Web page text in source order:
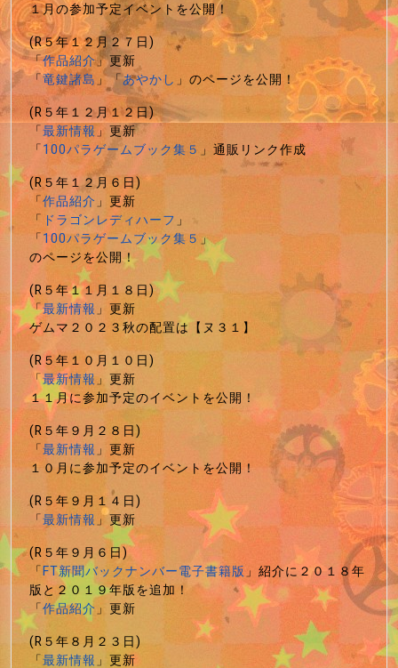
１月の参加予定イベントを公開！
(R５年１２月２７日)
「作品紹介」更新
「竜鍵諸島」「あやかし」のページを公開！
(R５年１２月１２日)
「最新情報」更新
「100パラゲームブック集５ 」通販リンク作成
(R５年１２月６日)
「作品紹介」更新
「 ドラゴンレディハーフ」
「100パラゲームブック集５ 」
のページを公開！
(R５年１１月１８日)
「最新情報」更新
ゲムマ２０２３秋の配置は【ヌ３１】
(R５年１０月１０日)
「最新情報」更新
１１月に参加予定のイベントを公開！
(R５年９月２８日)
「最新情報」更新
１０月に参加予定のイベントを公開！
(R５年９月１４日)
「最新情報」更新
(R５年９月６日)
「FT新聞バックナンバー電子書籍版」紹介に２０１８年
版と２０１９年版を追加！
「作品紹介」更新
(R５年８月２３日)
「最新情報」更新